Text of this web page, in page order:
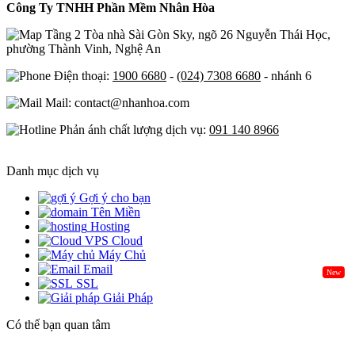
Công Ty TNHH Phần Mềm Nhân Hòa
Tầng 2 Tòa nhà Sài Gòn Sky, ngõ 26 Nguyễn Thái Học,
phường Thành Vinh, Nghệ An
Điện thoại: 1900 6680 - (024) 7308 6680 - nhánh 6
Mail: contact@nhanhoa.com
Phản ánh chất lượng dịch vụ: 091 140 8966
Danh mục dịch vụ
Gợi ý cho bạn
Tên Miền
Hosting
Cloud
Máy Chủ
New
Email
SSL
Giải Pháp
Có thể bạn quan tâm